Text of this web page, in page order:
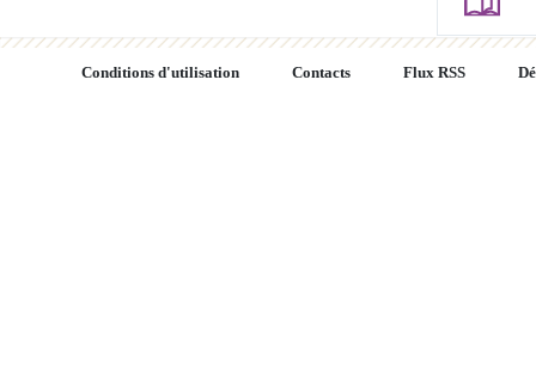
Conditions d'utilisation Contacts Flux RSS